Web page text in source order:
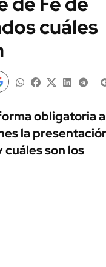
MUNDO
INFORMACIÓN
AUTOS
cuáles
obligatoria a
la
son los